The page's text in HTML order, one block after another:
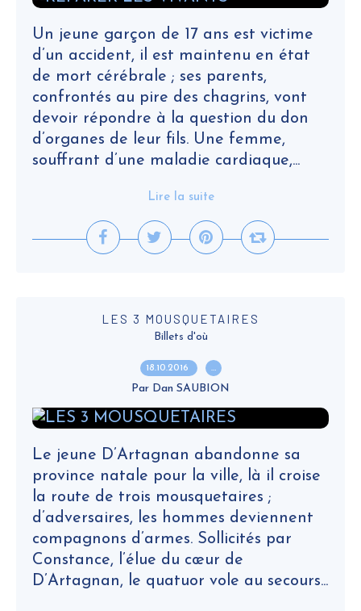
Un jeune garçon de 17 ans est victime
d’un accident, il est maintenu en état
de mort cérébrale ; ses parents,
confrontés au pire des chagrins, vont
devoir répondre à la question du don
d’organes de leur fils. Une femme,
souffrant d’une maladie cardiaque,...
Lire la suite
LES 3 MOUSQUETAIRES
Billets d'où
18.10.2016 …
Par Dan SAUBION
Le jeune D’Artagnan abandonne sa
province natale pour la ville, là il croise
la route de trois mousquetaires ;
d’adversaires, les hommes deviennent
compagnons d’armes. Sollicités par
Constance, l’élue du cœur de
D’Artagnan, le quatuor vole au secours...